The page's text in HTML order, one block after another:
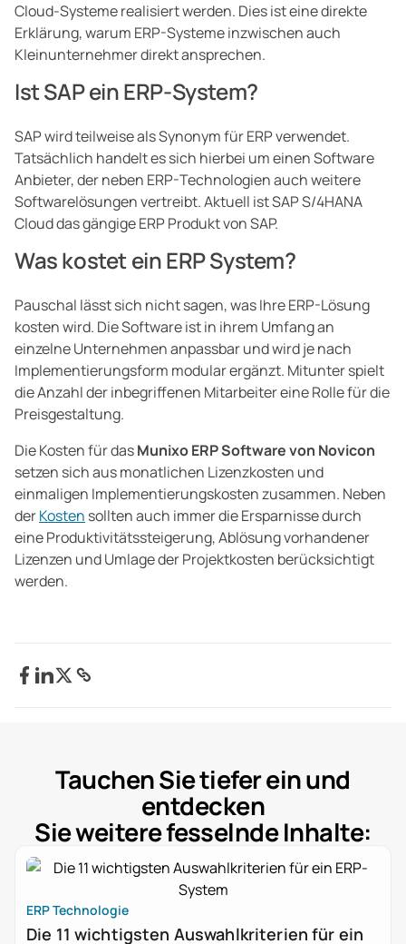
Cloud-Systeme realisiert werden. Dies ist eine direkte
Erklärung, warum ERP-Systeme inzwischen auch
Kleinunternehmer direkt ansprechen.
Ist SAP ein ERP-System?
SAP wird teilweise als Synonym für ERP verwendet.
Tatsächlich handelt es sich hierbei um einen Software
Anbieter, der neben ERP-Technologien auch weitere
Softwarelösungen vertreibt. Aktuell ist SAP S/4HANA
Cloud das gängige ERP Produkt von SAP.
Was kostet ein ERP System?
Pauschal lässt sich nicht sagen, was Ihre ERP-Lösung
kosten wird. Die Software ist in ihrem Umfang an
einzelne Unternehmen anpassbar und wird je nach
Implementierungsform modular ergänzt. Mitunter spielt
die Anzahl der inbegriffenen Mitarbeiter eine Rolle für die
Preisgestaltung.
Die Kosten für dasMunixo ERP Software von Novicon
setzen sich aus monatlichen Lizenzkosten und
einmaligen Implementierungskosten zusammen. Neben
derKosten sollten auch immer die Ersparnisse durch
eine Produktivitätssteigerung, Ablösung vorhandener
Lizenzen und Umlage der Projektkosten berücksichtigt
werden.
Tauchen Sie tiefer ein und
entdecken
Sie weitere fesselnde Inhalte:
ERP Technologie
Die 11 wichtigsten Auswahlkriterien für ein